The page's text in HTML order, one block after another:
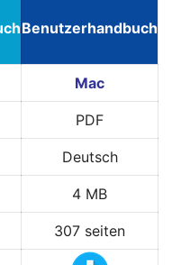
Benutzerhandbuch
Mac
PDF
Deutsch
4 MB
307 seiten